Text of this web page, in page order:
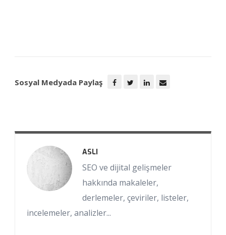
Sosyal Medyada Paylaş
ASLI
SEO ve dijital gelişmeler
hakkında makaleler,
derlemeler, çeviriler, listeler,
incelemeler, analizler...